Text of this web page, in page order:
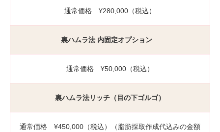
通常価格 ¥280,000（税込）
裏ハムラ法 内固定オプション
通常価格 ¥50,000（税込）
裏ハムラ法リッチ（目の下ゴルゴ）
通常価格 ¥450,000（税込）（脂肪採取作成代込みの金額